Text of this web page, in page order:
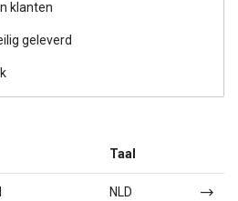
klanten
geleverd
Taal
NLD